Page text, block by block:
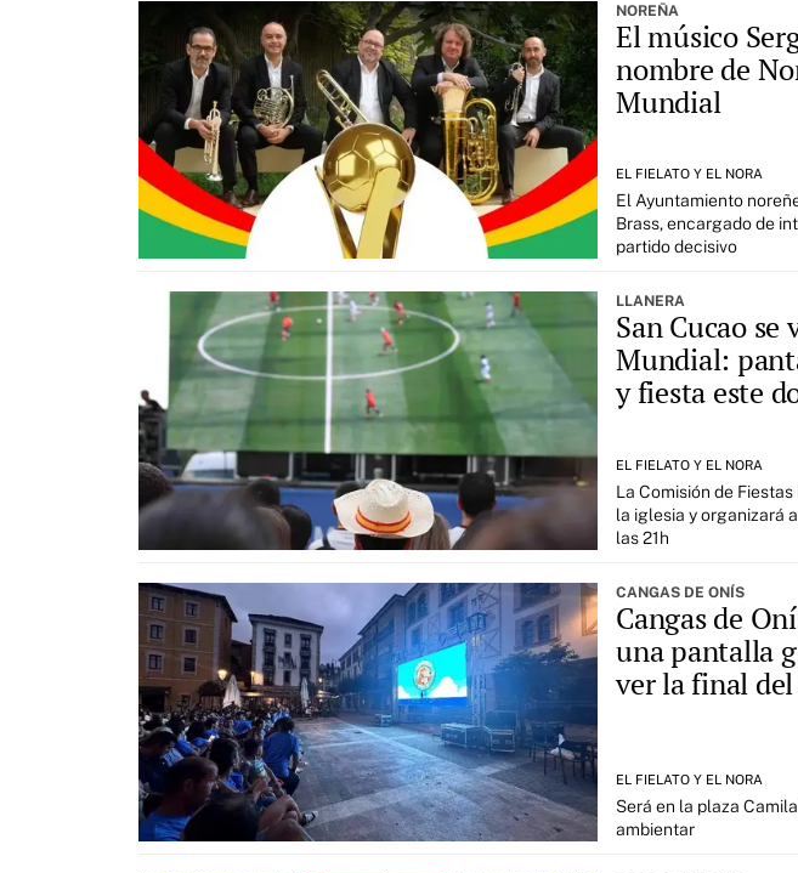
NOREÑA
El músico
nombre de
Mundial
EL FIELATO Y EL NORA
El Ayuntamiento
Brass, encargado de
partido decisivo
LLANERA
San Cucao
Mundial:
y fiesta este
EL FIELATO Y EL NORA
La Comisión de
la iglesia y organizará
las 21h
CANGAS DE ONÍS
Cangas de
una pantalla
ver la final
EL FIELATO Y EL NORA
Será en la plaza
ambientar